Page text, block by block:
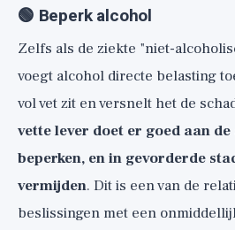
🟢 Beperk alcohol
Zelfs als de ziekte "niet-
voegt alcohol directe belasting
vol vet zit en versnelt het de
vette lever doet er goed aan
beperken, en in gevorderde
vermijden. Dit is een van de
beslissingen met een